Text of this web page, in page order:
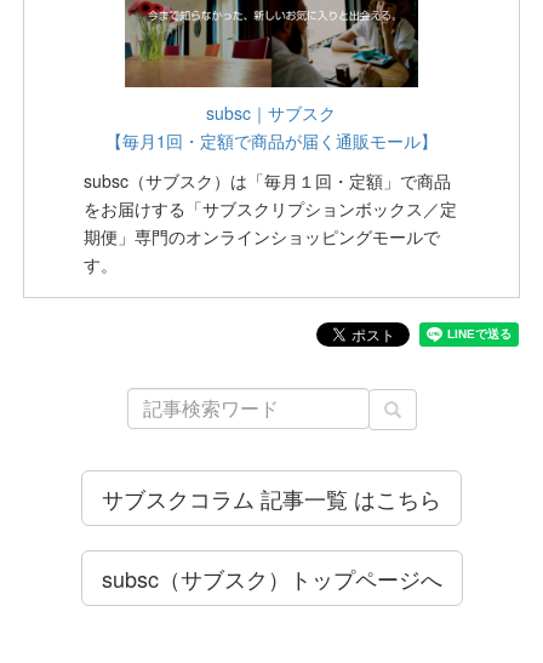
subsc｜サブスク
【毎月1回・定額で商品が届く通販モール】
subsc（サブスク）は「毎月１回・定額」で商品
をお届けする「サブスクリプションボックス／定
期便」専門のオンラインショッピングモールで
す。
サブスクコラム 記事一覧 はこちら
subsc（サブスク）トップページへ